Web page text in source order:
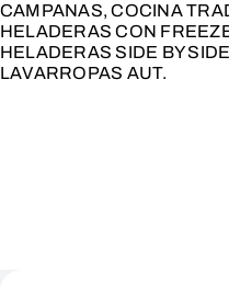
CAMPANAS, COCINA
HELADERAS CON
HELADERAS SIDE BY
LAVARROPAS AUT.